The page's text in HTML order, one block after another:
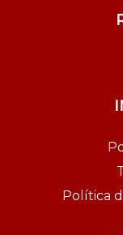
Política